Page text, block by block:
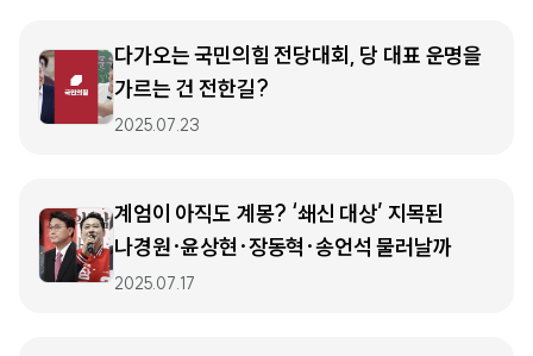
다가오는 국민의힘 전당대회, 당 대표 운명을
가르는 건 전한길?
2025.07.23
계엄이 아직도 계몽? ‘쇄신 대상’ 지목된
나경원·윤상현·장동혁·송언석 물러날까
2025.07.17